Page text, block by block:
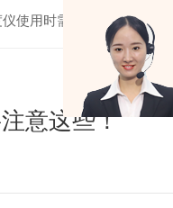
使用时需要注意这些！
意这些！